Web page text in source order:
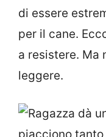
di essere
per il cane.
a resistere. Ma
leggere.